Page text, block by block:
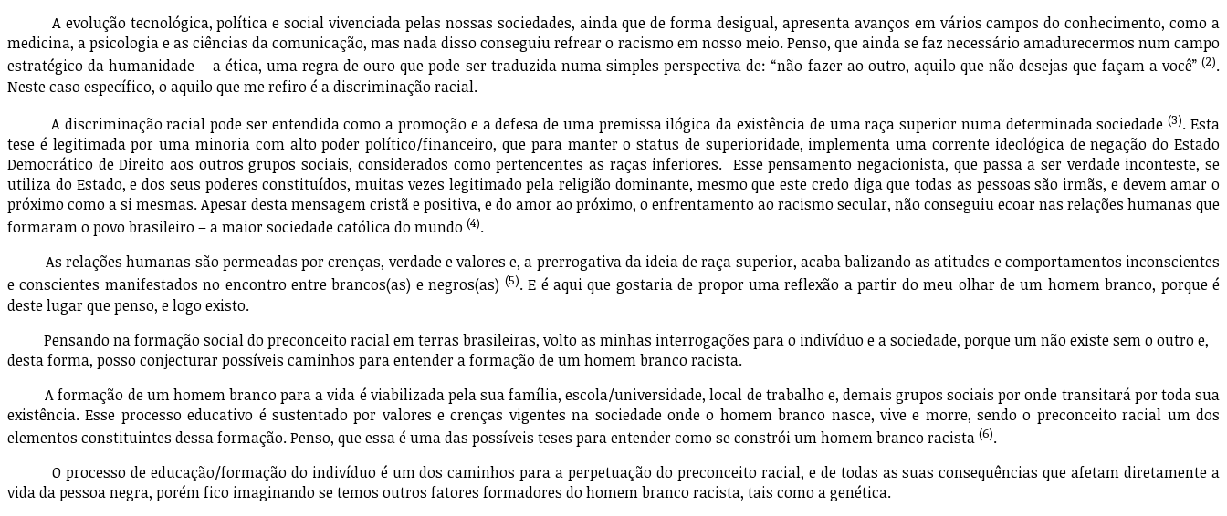
A evolução tecnológica, política e social vivenciada pelas nossas sociedades, ainda que de forma desigual, apresenta avanços em vários campos do conhecimento, como a
medicina, a psicologia e as ciências da comunicação, mas nada disso conseguiu refrear o racismo em nosso meio. Penso, que ainda se faz necessário amadurecermos num campo
estratégico da humanidade – a ética, uma regra de ouro que pode ser traduzida numa simples perspectiva de: “não fazer ao outro, aquilo que não desejas que façam a você”(2).
Neste caso específico, o aquilo que me refiro é a discriminação racial.
A discriminação racial pode ser entendida como a promoção e a defesa de uma premissa ilógica da existência de uma raça superior numa determinada sociedade (3). Esta
tese é legitimada por uma minoria com alto poder político/financeiro, que para manter o status de superioridade, implementa uma corrente ideológica de negação do Estado
Democrático de Direito aos outros grupos sociais, considerados como pertencentes as raças inferiores. Esse pensamento negacionista, que passa a ser verdade inconteste, se
utiliza do Estado, e dos seus poderes constituídos, muitas vezes legitimado pela religião dominante, mesmo que este credo diga que todas as pessoas são irmãs, e devem amar o
próximo como a si mesmas. Apesar desta mensagem cristã e positiva, e do amor ao próximo, o enfrentamento ao racismo secular, não conseguiu ecoar nas relações humanas que
formaram o povo brasileiro – a maior sociedade católica do mundo (4).
As relações humanas são permeadas por crenças, verdade e valores e, a prerrogativa da ideia de raça superior, acaba balizando as atitudes e comportamentos inconscientes
e conscientes manifestados no encontro entre brancos(as) e negros(as) (5). E é aqui que gostaria de propor uma reflexão a partir do meu olhar de um homem branco, porque é
deste lugar que penso, e logo existo.
Pensando na formação social do preconceito racial em terras brasileiras, volto as minhas interrogações para o indivíduo e a sociedade, porque um não existe sem o outro e,
desta forma, posso conjecturar possíveis caminhos para entender a formação de um homem branco racista.
A formação de um homem branco para a vida é viabilizada pela sua família, escola/universidade, local de trabalho e, demais grupos sociais por onde transitará por toda sua
existência. Esse processo educativo é sustentado por valores e crenças vigentes na sociedade onde o homem branco nasce, vive e morre, sendo o preconceito racial um dos
elementos constituintes dessa formação. Penso, que essa é uma das possíveis teses para entender como se constrói um homem branco racista (6).
O processo de educação/formação do indivíduo é um dos caminhos para a perpetuação do preconceito racial, e de todas as suas consequências que afetam diretamente a
vida da pessoa negra, porém fico imaginando se temos outros fatores formadores do homem branco racista, tais como a genética.